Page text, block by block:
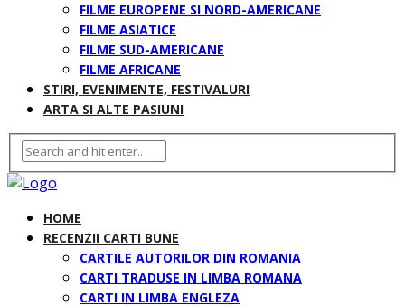
FILME EUROPENE SI NORD-AMERICANE
FILME ASIATICE
FILME SUD-AMERICANE
FILME AFRICANE
STIRI, EVENIMENTE, FESTIVALURI
ARTA SI ALTE PASIUNI
HOME
RECENZII CARTI BUNE
CARTILE AUTORILOR DIN ROMANIA
CARTI TRADUSE IN LIMBA ROMANA
CARTI IN LIMBA ENGLEZA